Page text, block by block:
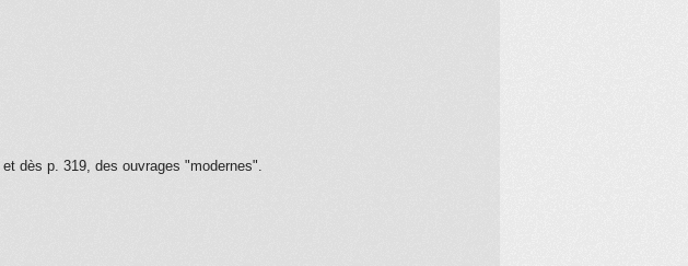
dès p. 319, des ouvrages "modernes".